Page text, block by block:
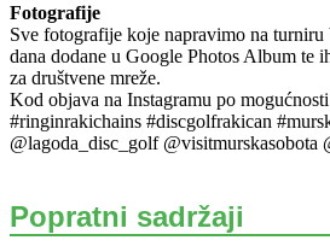
Fotografije
Sve fotografije koje napravimo na
dana dodane u Google Photos Album te
za društvene mreže.
Kod objava na Instagramu po
#ringinrakichains #discgolfrakican
@lagoda_disc_golf @visitmurskasobota
Popratni sadržaji